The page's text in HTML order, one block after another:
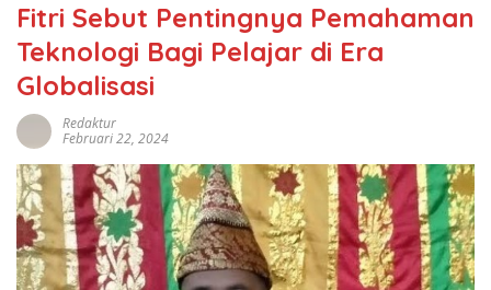
Fitri Sebut Pentingnya Pemahaman
Teknologi Bagi Pelajar di Era
Globalisasi
Redaktur
Februari 22, 2024